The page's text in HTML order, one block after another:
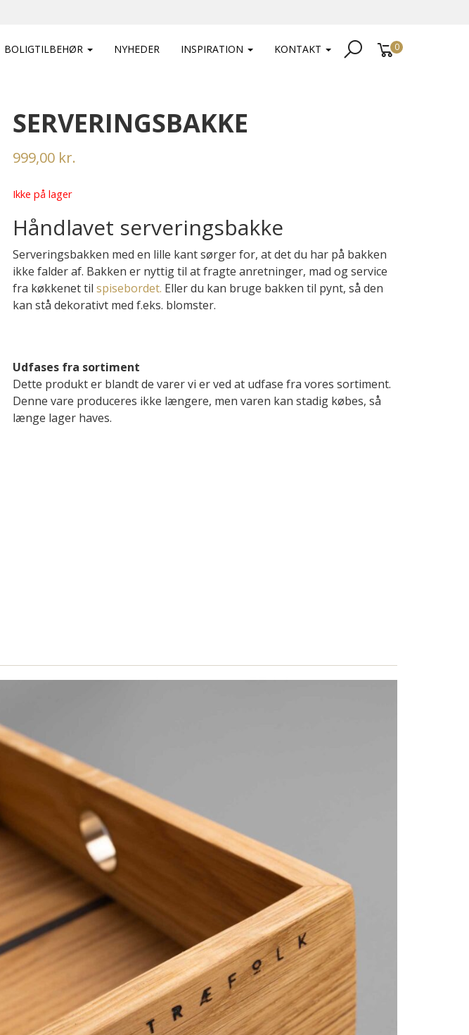
0
BOLIGTILBEHØR NYHEDER INSPIRATION KONTAKT
SERVERINGSBAKKE
999,00 kr.
Ikke på lager
Håndlavet serveringsbakke
Serveringsbakken med en lille kant sørger for, at det du har på bakken
ikke falder af. Bakken er nyttig til at fragte anretninger, mad og service
fra køkkenet til spisebordet. Eller du kan bruge bakken til pynt, så den
kan stå dekorativt med f.eks. blomster.
Udfases fra sortiment
Dette produkt er blandt de varer vi er ved at udfase fra vores sortiment.
Denne vare produceres ikke længere, men varen kan stadig købes, så
længe lager haves.